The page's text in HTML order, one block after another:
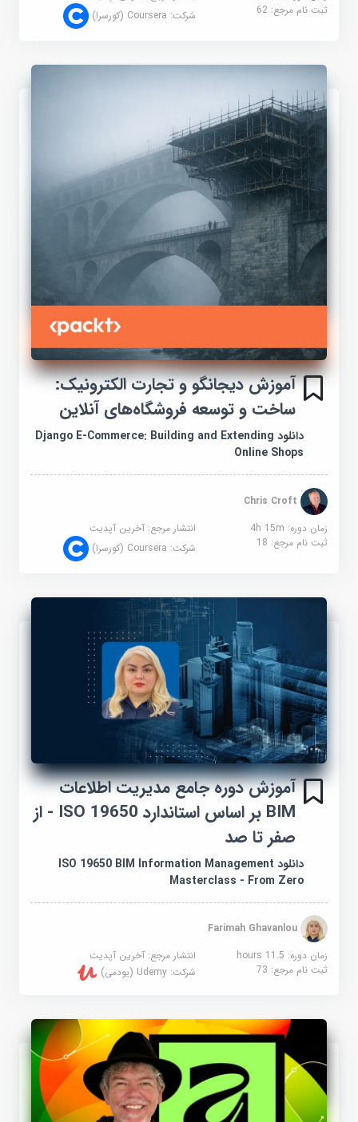
ثبت نام مرجع:62 شرکت:Coursera (کورسرا)
آموزش دیجانگو و تجارت الکترونیک:
ساخت و توسعه فروشگاه‌های آنلاین
دانلود Django E-Commerce: Building and Extending
Online Shops
Chris Croft
زمان دوره: 4h 15m
انتشار مرجع:آخرین آپدیت
ثبت نام مرجع:18 شرکت:Coursera (کورسرا)
آموزش دوره جامع مدیریت اطلاعات
BIM بر اساس استاندارد ISO 19650 - از
صفر تا صد
دانلود ISO 19650 BIM Information Management
Masterclass - From Zero
Farimah Ghavanlou
زمان دوره: 11.5 hours
انتشار مرجع:آخرین آپدیت
ثبت نام مرجع:73 شرکت:Udemy (یودمی)